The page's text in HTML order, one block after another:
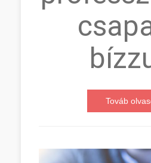
Továb